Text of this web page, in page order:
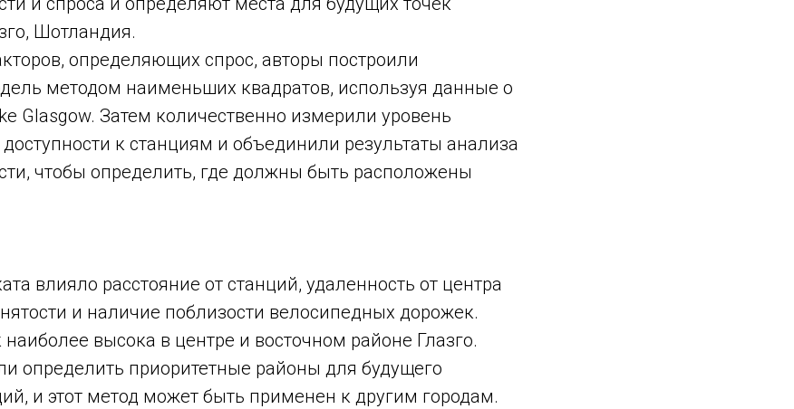
Шотландия.
определяющих спрос, авторы построили
методом наименьших квадратов, используя данные о
Glasgow. Затем количественно измерили уровень
к станциям и объединили результаты анализа
чтобы определить, где должны быть расположены
влияло расстояние от станций, удаленность от центра
и наличие поблизости велосипедных дорожек.
наиболее высока в центре и восточном районе Глазго.
определить приоритетные районы для будущего
и этот метод может быть применен к другим городам.